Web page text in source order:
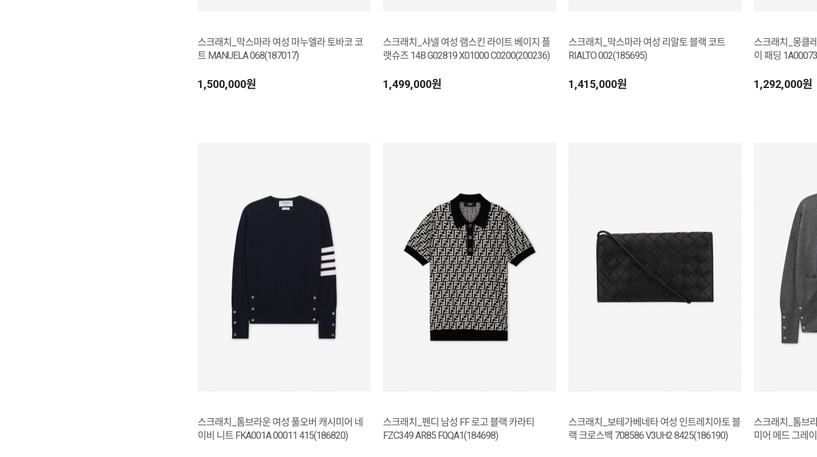
스크래치_막스마라 여성 마누엘라 토바코 코
트 MANUELA 068(187017)
1,500,000원
스크래치_샤넬 여성 램스킨 라이트 베이지 플
랫슈즈 14B G02819 X01000 C0200(200236)
1,499,000원
스크래치_막스마라 여성 리알토 블랙 코트
RIALTO 002(185695)
1,415,000원
스크래치_몽클
이 패딩
1,292,000원
스크래치_톰브라운 여성 풀오버 캐시미어 네
이비 니트 FKA001A 00011 415(186820)
스크래치_펜디 남성 FF 로고 블랙 카라티
FZC349 AR85 F0QA1(184698)
스크래치_보테가베네타 여성 인트레치아토 블
랙 크로스백 708586 V3UH2 8425(186190)
스크래치_톰브
미어 메드 그레